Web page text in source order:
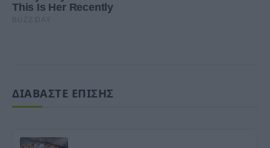
ΔΙΑΒΑΣΤΕ ΕΠΙΣΗΣ